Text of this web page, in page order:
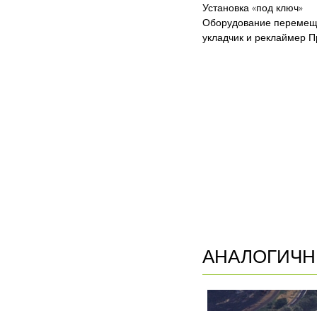
Установка «под ключ»
Оборудование
укладчик и реклаймер